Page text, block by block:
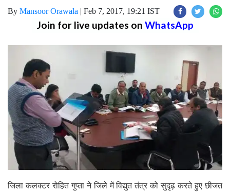
By Mansoor Orawala | Feb 7, 2017, 19:21 IST
Join for live updates on WhatsApp
जिला कलक्टर रोहित गुप्ता ने जिले में विद्युत तंत्र को सुदृढ़ करते हुए छीजत